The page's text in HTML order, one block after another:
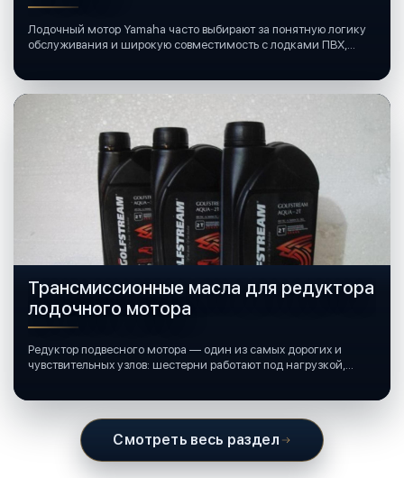
Лодочный мотор Yamaha часто выбирают за понятную логику
обслуживания и широкую совместимость с лодками ПВХ,
Трансмиссионные масла для редуктора
лодочного мотора
Редуктор подвесного мотора — один из самых дорогих и
чувствительных узлов: шестерни работают под нагрузкой,
Смотреть весь раздел